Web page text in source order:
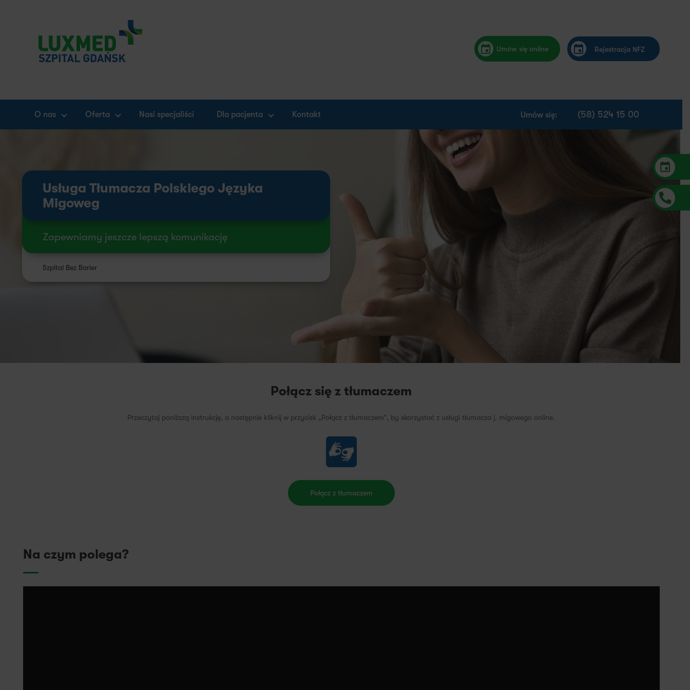
Umów się online Rejestracja NFZ
O nas Oferta Nasi specjaliści Dla pacjenta Kontakt Umów się: (58) 524 15 00
Usługa Tłumacza Polskiego Języka
Migoweg
Zapewniamy jeszcze lepszą komunikację
Szpital Bez Barier
Połącz się z tłumaczem
Przeczytaj poniższą instrukcję, a następnie kliknij w przycisk „Połącz z tłumaczem”, by skorzystać z usługi tłumacza j. migowego online.
Połącz z tłumaczem
Na czym polega?